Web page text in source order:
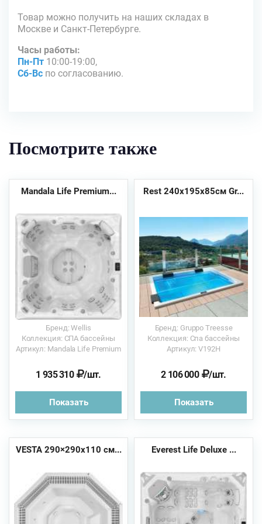
Товар можно получить на наших складах в
Москве и Санкт-Петербурге.
Часы работы:
Пн-Пт 10:00-19:00,
Сб-Вс по согласованию.
Посмотрите также
Mandala Life Premium...
Бренд: Wellis
Коллекция: СПА бассейны
Артикул: Mandala Life Premium
1 935 310 /шт.
Показать
Rest 240x195х85см Gr...
Бренд: Gruppo Treesse
Коллекция: Спа бассейны
Артикул: V192H
2 106 000 /шт.
Показать
VESTA 290×290х110 см... Everest Life Deluxe ...